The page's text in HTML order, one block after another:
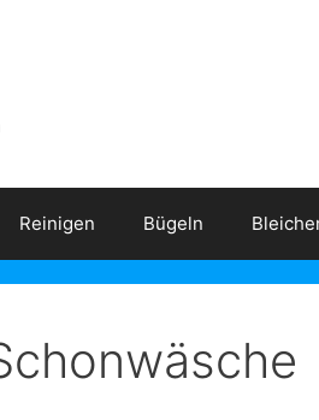
Reinigen Bügeln